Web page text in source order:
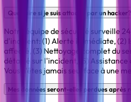
Que faire si je suis attaqué par un hacker?
Notre équipe de sécurité surveille
d'incident: (1) Alerte immédiate, (2)
affecté, (3) Nettoyage complet du
détaillé sur l'incident, (5)
Vous n'êtes jamais seul face à une
Mes données seront-elles perdues après